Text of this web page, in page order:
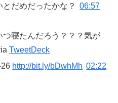
とだめだったかな？
06:57
寝たんだろう？？？気が
TweetDeck
http://bit.ly/bDwhMh 02:22